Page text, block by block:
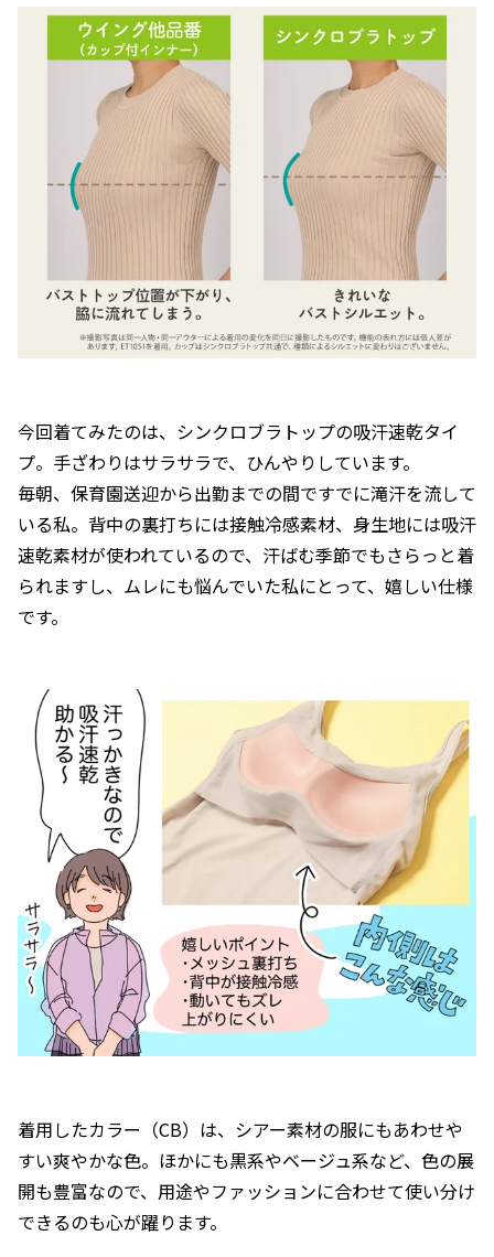
今回着てみたのは、シンクロブラトップの吸汗速乾タイ
プ。手ざわりはサラサラで、ひんやりしています。
毎朝、保育園送迎から出勤までの間ですでに滝汗を流して
いる私。背中の裏打ちには接触冷感素材、身生地には吸汗
速乾素材が使われているので、汗ばむ季節でもさらっと着
られますし、ムレにも悩んでいた私にとって、嬉しい仕様
です。
着用したカラー（CB）は、シアー素材の服にもあわせや
すい爽やかな色。ほかにも黒系やベージュ系など、色の展
開も豊富なので、用途やファッションに合わせて使い分け
できるのも心が躍ります。